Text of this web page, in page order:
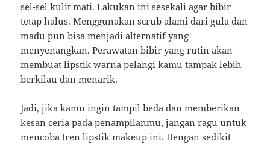
sel-sel kulit mati. Lakukan ini sesekali agar bibir
tetap halus. Menggunakan scrub alami dari gula dan
madu pun bisa menjadi alternatif yang
menyenangkan. Perawatan bibir yang rutin akan
membuat lipstik warna pelangi kamu tampak lebih
berkilau dan menarik.
Jadi, jika kamu ingin tampil beda dan memberikan
kesan ceria pada penampilanmu, jangan ragu untuk
mencobatren lipstik makeup ini. Dengan sedikit